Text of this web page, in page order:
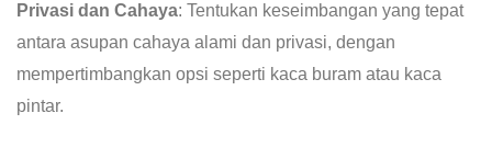
Privasi dan Cahaya: Tentukan keseimbangan yang tepat
antara asupan cahaya alami dan privasi, dengan
mempertimbangkan opsi seperti kaca buram atau kaca
pintar.